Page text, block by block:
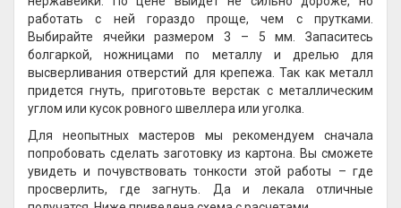
работать с ней гораздо проще, чем с прутками.
Выбирайте ячейки размером 3 – 5 мм. Запаситесь
болгаркой, ножницами по металлу и дрелью для
высверливания отверстий для крепежа. Так как металл
придется гнуть, приготовьте верстак с металлическим
углом или кусок ровного швеллера или уголка.
Для неопытных мастеров мы рекомендуем сначала
попробовать сделать заготовку из картона. Вы сможете
увидеть и почувствовать тонкости этой работы – где
просверлить, где загнуть. Да и лекала отличные